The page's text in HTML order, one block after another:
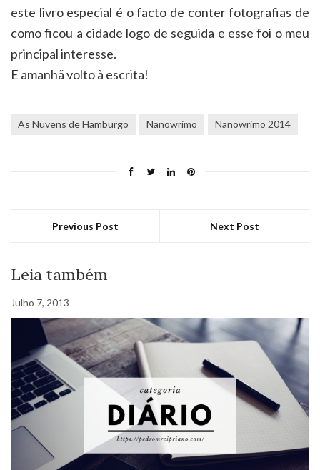
este livro especial é o facto de conter fotografias de
como ficou a cidade logo de seguida e esse foi o meu
principal interesse.
E amanhã volto à escrita!
As Nuvens de Hamburgo Nanowrimo Nanowrimo 2014
Previous Post Next Post
Leia também
Julho 7, 2013